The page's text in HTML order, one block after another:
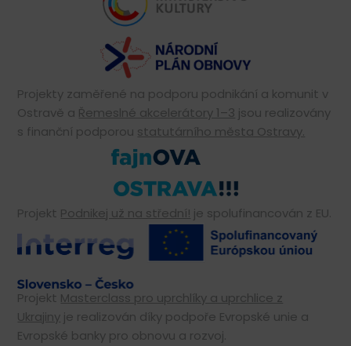
Projekty zaměřené na podporu podnikání a komunit v
Ostravě a Řemeslné akcelerátory 1–3 jsou realizovány
s finanční podporou statutárního města Ostravy.
Projekt Podnikej už na střední! je spolufinancován z EU.
Projekt Masterclass pro uprchlíky a uprchlice z
Ukrajiny je realizován díky podpoře Evropské unie a
Evropské banky pro obnovu a rozvoj.